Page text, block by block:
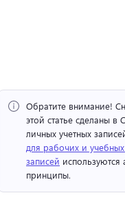
Обратите внимание!
этой статье сделаны в
личных учетных
для рабочих и
записей используются
принципы.